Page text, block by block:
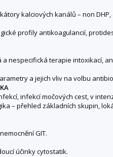
kalciových kanálů – non
profily antikoagulancií,
nespecifická terapie intoxikací,
a jejich vliv na volbu
infekcí močových cest, v
– přehled základních skupin,
GIT.
účinky cytostatik.